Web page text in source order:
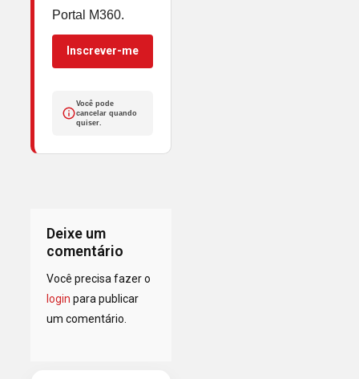
Portal M360.
Inscrever-me
Você pode
cancelar quando
quiser.
Deixe um
comentário
Você precisa fazer o
login para publicar
um comentário.